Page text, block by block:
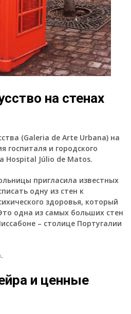
на стенах
(Galeria de Arte Urbana) на
госпиталя и городского
Hospital Júlio de Matos.
пригласила известных
одну из стен к
здоровья, который
одна из самых больших стен
– столице Португалии
и ценные